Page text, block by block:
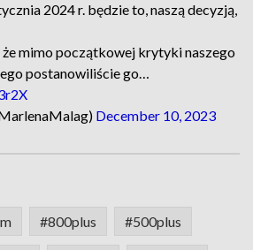
2024 r. będzie to, naszą decyzją,
mimo początkowej krytyki naszego
postanowiliście go…
December 10, 2023
#800plus #500plus